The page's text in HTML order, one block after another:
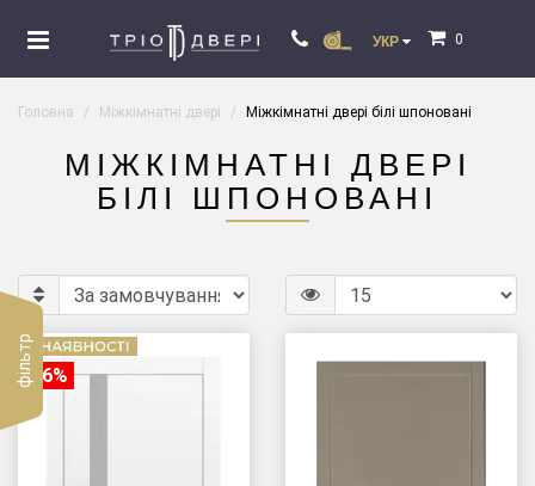
УКР 0
Головна Міжкімнатні двері Міжкімнатні двері білі шпоновані
МІЖКІМНАТНІ ДВЕРІ
БІЛІ ШПОНОВАНІ
-16%
фільтр